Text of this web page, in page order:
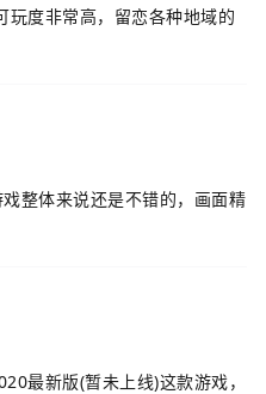
玩度非常高，留恋各种地域的
整体来说还是不错的，画面精
最新版(暂未上线)这款游戏，